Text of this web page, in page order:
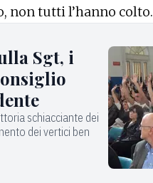
non tutti l’hanno colto.
Sgt, i
schiacciante dei
dei vertici ben